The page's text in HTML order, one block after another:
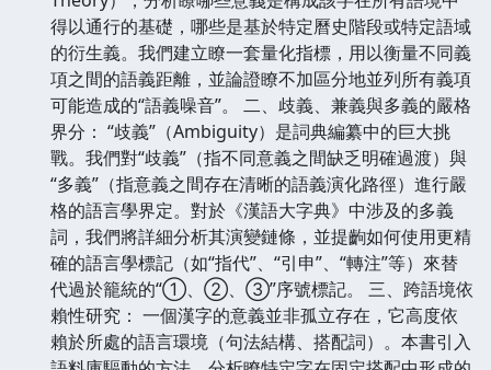
得以通行的基礎，哪些是基於特定曆史階段或特定語域
的衍生義。我們建立瞭一套量化指標，用以衡量不同義
項之間的語義距離，並論證瞭不加區分地並列所有義項
可能造成的“語義噪音”。 二、歧義、兼義與多義的嚴格
界分： “歧義”（Ambiguity）是詞典編纂中的巨大挑
戰。我們對“歧義”（指不同意義之間缺乏明確過渡）與
“多義”（指意義之間存在清晰的語義演化路徑）進行嚴
格的語言學界定。對於《漢語大字典》中涉及的多義
詞，我們將詳細分析其演變鏈條，並提齣如何使用更精
確的語言學標記（如“指代”、“引申”、“轉注”等）來替
代過於籠統的“①、②、③”序號標記。 三、跨語境依
賴性研究： 一個漢字的意義並非孤立存在，它高度依
賴於所處的語言環境（句法結構、搭配詞）。本書引入